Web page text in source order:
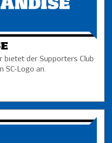
bietet der Supporters Club
SC-Logo an.